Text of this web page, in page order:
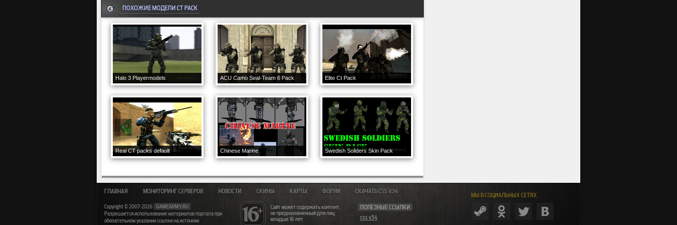
ПОХОЖИЕ МОДЕЛИ CT PACK
Halo 3 Playermodels ACU Camo Seal-Team 6 Pack Elite Ct Pack
Real CT packs default Chinese Marine Swedish Soliders Skin Pack
МЫ В СОЦИАЛЬНЫХ СЕТЯХ
Сайт может содержать контент,
не предназначенный для лиц
младше 16 лет
ПОЛЕЗНЫЕ ССЫЛКИ
css v34
ГЛАВНАЯ МОНИТОРИНГ СЕРВЕРОВ НОВОСТИ СКИНЫ КАРТЫ ФОРУМ СКАЧАТЬ CSS V34
Copyright © 2007-2026
GAMEARMY.RU
Разрешается использование материалов портала при
обязательном указании ссылки на источник